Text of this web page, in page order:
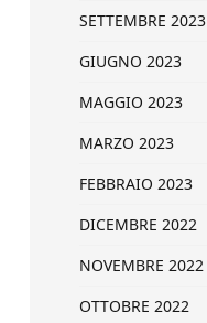
SETTEMBRE 2023
GIUGNO 2023
MAGGIO 2023
MARZO 2023
FEBBRAIO 2023
DICEMBRE 2022
NOVEMBRE 2022
OTTOBRE 2022